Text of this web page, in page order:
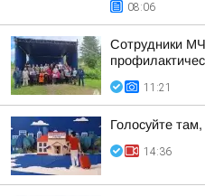
08:06
Сотрудники
11:21
Голосуйте
14:36